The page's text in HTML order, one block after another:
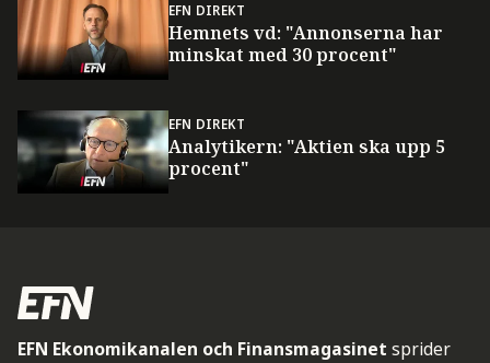
EFN DIREKT
Hemnets vd: "Annonserna har
minskat med 30 procent"
EFN DIREKT
Analytikern: "Aktien ska upp 5
procent"
EFN Ekonomikanalen och Finansmagasinet sprider